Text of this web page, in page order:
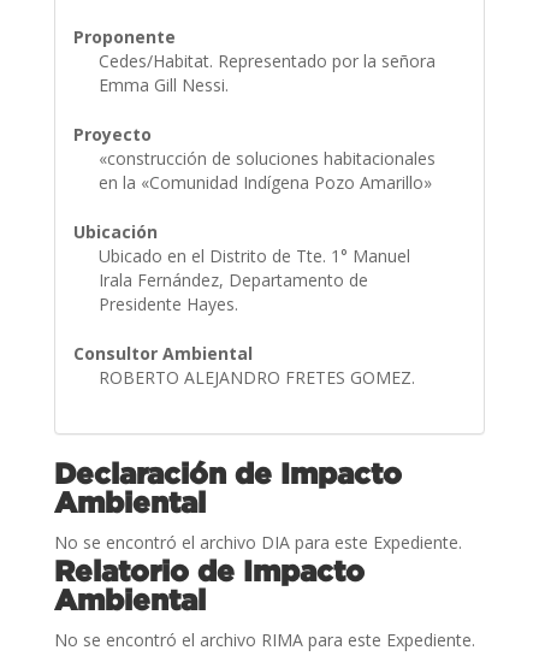
Proponente
Cedes/Habitat. Representado por la señora
Emma Gill Nessi.
Proyecto
«construcción de soluciones habitacionales
en la «Comunidad Indígena Pozo Amarillo»
Ubicación
Ubicado en el Distrito de Tte. 1° Manuel
Irala Fernández, Departamento de
Presidente Hayes.
Consultor Ambiental
ROBERTO ALEJANDRO FRETES GOMEZ.
Declaración de Impacto
Ambiental
No se encontró el archivo DIA para este Expediente.
Relatorio de Impacto
Ambiental
No se encontró el archivo RIMA para este Expediente.